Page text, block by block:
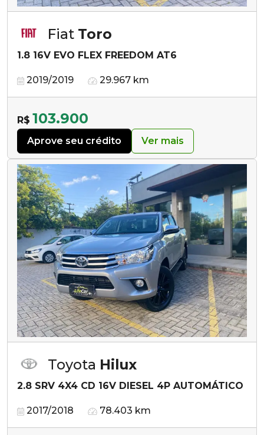
Fiat Toro
1.8 16V EVO FLEX FREEDOM AT6
2019/2019 29.967 km
R$ 103.900
Aprove seu crédito Ver mais
Toyota Hilux
2.8 SRV 4X4 CD 16V DIESEL 4P AUTOMÁTICO
2017/2018 78.403 km